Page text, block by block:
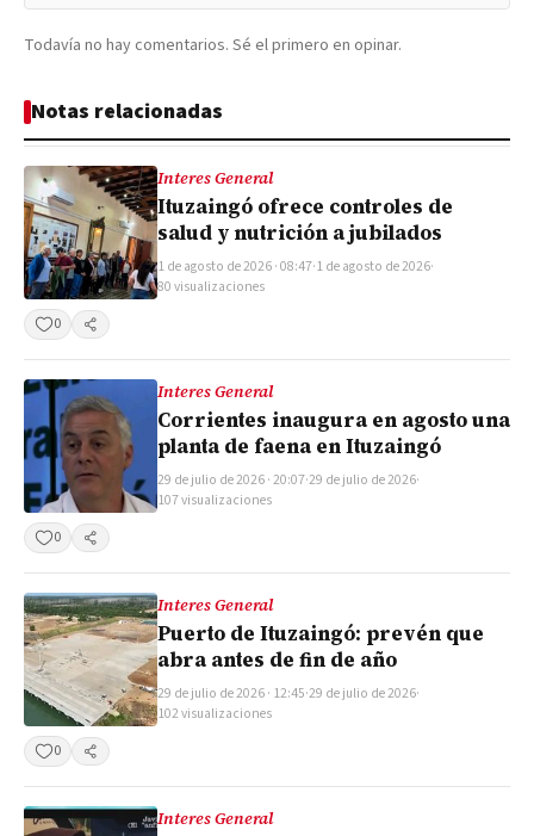
Todavía no hay comentarios. Sé el primero en opinar.
Notas relacionadas
Interes General
Ituzaingó ofrece controles de
salud y nutrición a jubilados
1 de agosto de 2026 · 08:47·1 de agosto de 2026·
80 visualizaciones
0
Compartir
Interes General
Corrientes inaugura en agosto una
planta de faena en Ituzaingó
29 de julio de 2026 · 20:07·29 de julio de 2026·
107 visualizaciones
0
Compartir
Interes General
Puerto de Ituzaingó: prevén que
abra antes de fin de año
29 de julio de 2026 · 12:45·29 de julio de 2026·
102 visualizaciones
0
Compartir
Interes General